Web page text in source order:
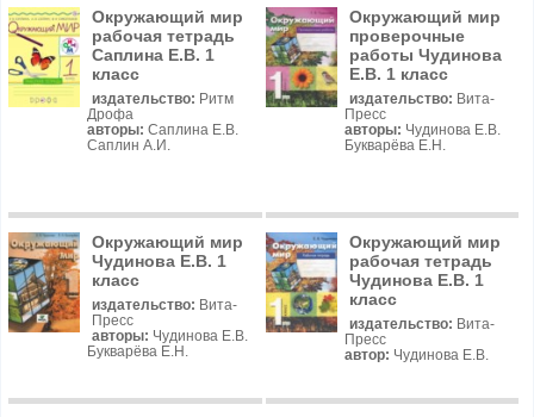
Окружающий мир
рабочая тетрадь
Саплина Е.В. 1
класс
издательство: Ритм
Дрофа
авторы: Саплина Е.В.
Саплин А.И.
Окружающий мир
проверочные
работы Чудинова
Е.В. 1 класс
издательство: Вита-
Пресс
авторы: Чудинова Е.В.
Букварёва Е.Н.
Окружающий мир
Чудинова Е.В. 1
класс
издательство: Вита-
Пресс
авторы: Чудинова Е.В.
Букварёва Е.Н.
Окружающий мир
рабочая тетрадь
Чудинова Е.В. 1
класс
издательство: Вита-
Пресс
автор: Чудинова Е.В.